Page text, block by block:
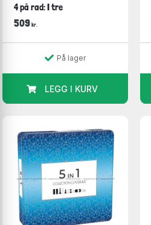
4 på rad: I tre
509 kr.
På lager
LEGG I KURV